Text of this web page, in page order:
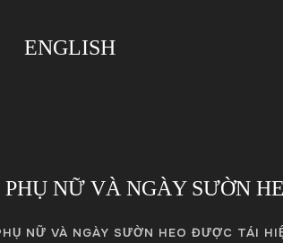
ENGLISH
NỮ VÀ NGÀY SƯỜN
NỮ VÀ NGÀY SƯỜN HEO ĐƯỢC TÁI